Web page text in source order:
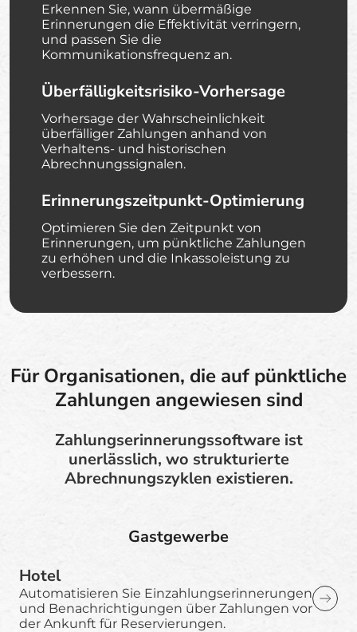
Erkennen Sie, wann übermäßige
Erinnerungen die Effektivität verringern,
und passen Sie die
Kommunikationsfrequenz an.
Überfälligkeitsrisiko-Vorhersage
Vorhersage der Wahrscheinlichkeit
überfälliger Zahlungen anhand von
Verhaltens- und historischen
Abrechnungssignalen.
Erinnerungszeitpunkt-Optimierung
Optimieren Sie den Zeitpunkt von
Erinnerungen, um pünktliche Zahlungen
zu erhöhen und die Inkassoleistung zu
verbessern.
Für Organisationen, die auf pünktliche
Zahlungen angewiesen sind
Zahlungserinnerungssoftware ist
unerlässlich, wo strukturierte
Abrechnungszyklen existieren.
Gastgewerbe
Hotel
Automatisieren Sie Einzahlungserinnerungen
und Benachrichtigungen über Zahlungen vor
der Ankunft für Reservierungen.